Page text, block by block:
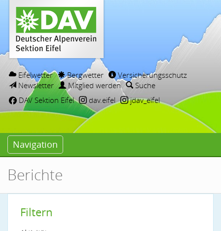
Eifelwetter Bergwetter
Versicherungsschutz
Newsletter
Mitglied werden
Suche
DAV Sektion Eifel
dav.eifel jdav_eifel
Navigation
Berichte
Filtern